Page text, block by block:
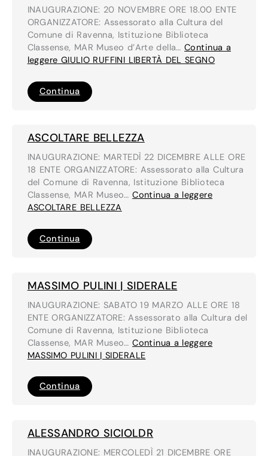
EQUINOZIO
DI
PRIMAVERA
INAUGURAZIONE: 20 NOVEMBRE ORE 18.00 ENTE
ORGANIZZATORE: Assessorato alla Cultura del
Comune di Ravenna, Istituzione Biblioteca
Classense, MAR Museo d’Arte della…Continua a
leggere GIULIO RUFFINI LIBERTÀ DEL SEGNO
GIULIO
RUFFINI
Continua
ASCOLTARE BELLEZZA
INAUGURAZIONE: MARTEDÌ 22 DICEMBRE ALLE ORE
18 ENTE ORGANIZZATORE: Assessorato alla Cultura
del Comune di Ravenna, Istituzione Biblioteca
Classense, MAR Museo…Continua a leggere
ASCOLTARE BELLEZZA
ASCOLTARE
BELLEZZA
Continua
MASSIMO PULINI | SIDERALE
INAUGURAZIONE: SABATO 19 MARZO ALLE ORE 18
ENTE ORGANIZZATORE: Assessorato alla Cultura del
Comune di Ravenna, Istituzione Biblioteca
Classense, MAR Museo…Continua a leggere
MASSIMO PULINI | SIDERALE
MASSIMO
PULINI
Continua
ALESSANDRO SICIOLDR
INAUGURAZIONE: MERCOLEDÌ 21 DICEMBRE ORE